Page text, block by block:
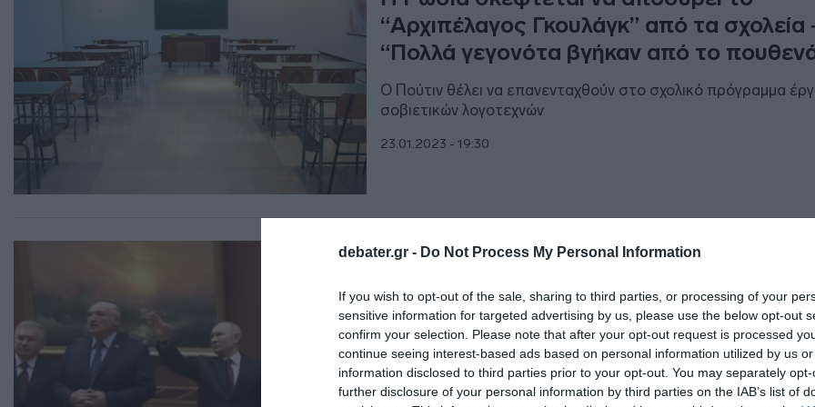
debater.gr - Do Not Process My Personal Information
If you wish to opt-out of the sale, sharing to third parties, or processing of your
sensitive information for targeted advertising by us, please use the below opt-out
confirm your selection. Please note that after your opt-out request is processed
continue seeing interest-based ads based on personal information utilized by us
information disclosed to third parties prior to your opt-out. You may separately
further disclosure of your personal information by third parties on the IAB’s list of
“Αρχιπέλαγος Γκουλάγκ” από τα σχολεία
“Πολλά γεγονότα βγήκαν από το
Ο Πούτιν θέλει να επανενταχθούν στο σχολικό πρόγραμμα
σοβιετικών λογοτεχνών
23.01.2023 - 19:30
ΔΙΕΘΝΗ
δαχτυλιδιών” – Το ιδιαίτερο δώρο που
αρχηγούς κρατών (pics)
Γκάφα, πλάκα ή συνειδητή παραπομπή;
28.12.2022 - 23:30